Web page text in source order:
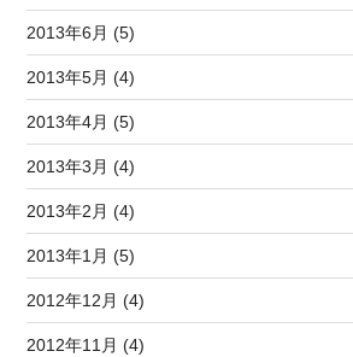
2013年6月 (5)
2013年5月 (4)
2013年4月 (5)
2013年3月 (4)
2013年2月 (4)
2013年1月 (5)
2012年12月 (4)
2012年11月 (4)